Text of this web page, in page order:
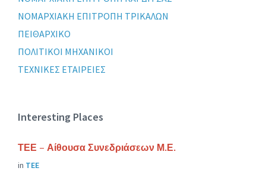
ΝΟΜΑΡΧΙΑΚΗ ΕΠΙΤΡΟΠΗ ΤΡΙΚΑΛΩΝ
ΠΕΙΘΑΡΧΙΚΟ
ΠΟΛΙΤΙΚΟΙ ΜΗΧΑΝΙΚΟΙ
ΤΕΧΝΙΚΕΣ ΕΤΑΙΡΕΙΕΣ
Interesting Places
ΤΕΕ – Αίθουσα Συνεδριάσεων Μ.Ε.
in ΤΕΕ